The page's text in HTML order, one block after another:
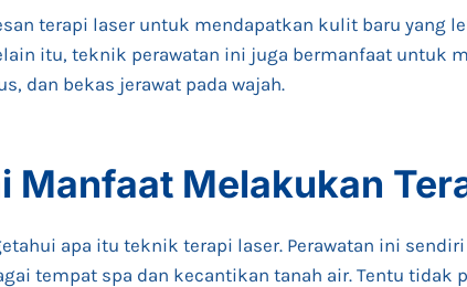
terapi laser untuk mendapatkan kulit baru yang
itu, teknik perawatan ini juga bermanfaat untuk
dan bekas jerawat pada wajah.
Manfaat Melakukan
apa itu teknik terapi laser. Perawatan ini
tempat spa dan kecantikan tanah air. Tentu tidak